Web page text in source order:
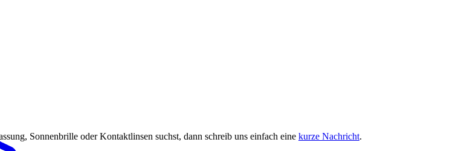
Sonnenbrille oder Kontaktlinsen suchst, dann schreib uns einfach eine kurze Nachricht.